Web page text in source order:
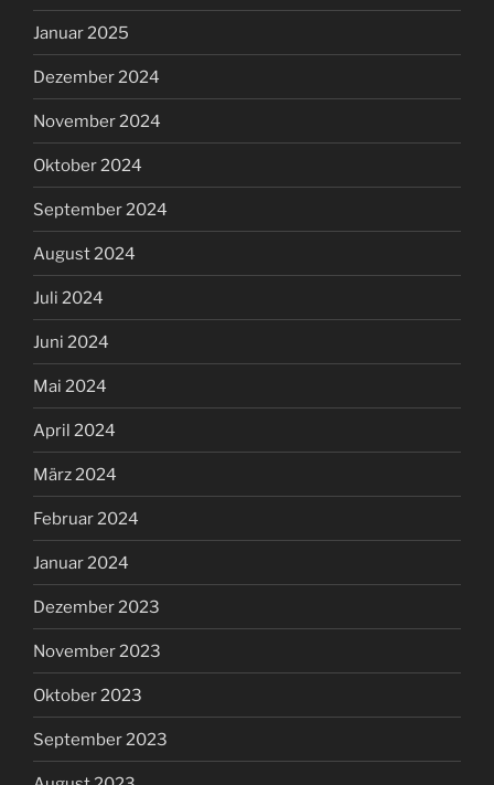
Januar 2025
Dezember 2024
November 2024
Oktober 2024
September 2024
August 2024
Juli 2024
Juni 2024
Mai 2024
April 2024
März 2024
Februar 2024
Januar 2024
Dezember 2023
November 2023
Oktober 2023
September 2023